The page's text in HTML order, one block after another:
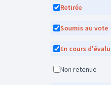
Retirée
Soumis au vote
En cours
Non retenue